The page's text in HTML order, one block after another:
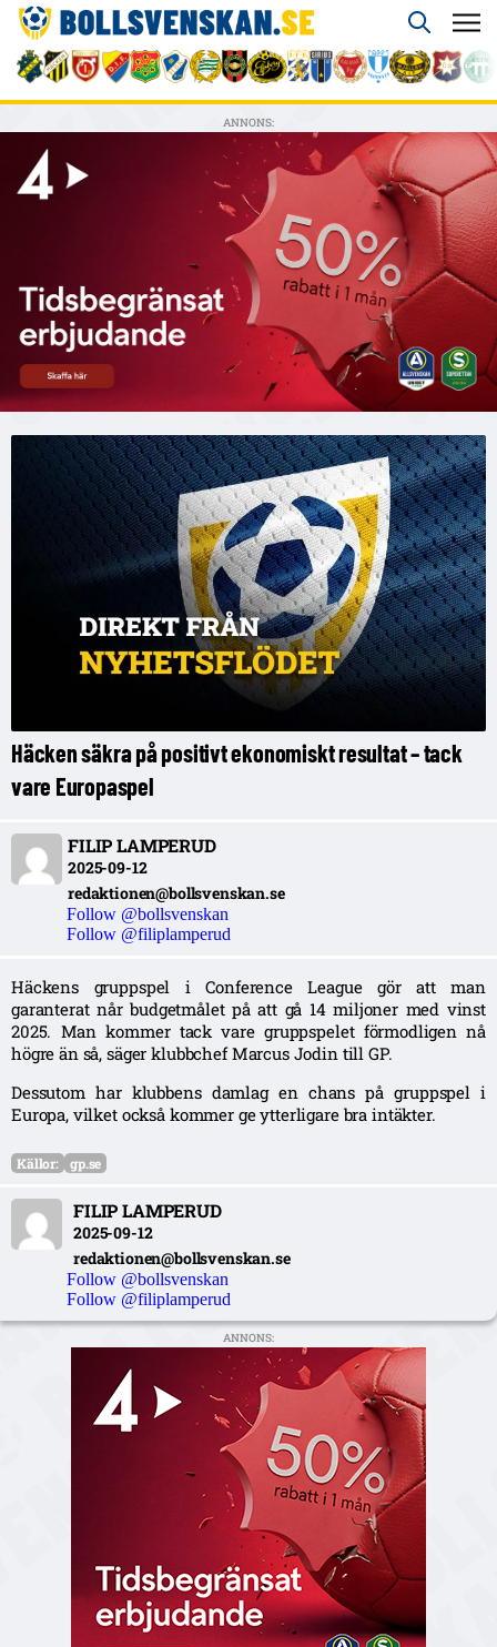
ANNONS:
Häcken säkra på positivt ekonomiskt resultat – tack
vare Europaspel
FILIP LAMPERUD
2025-09-12
redaktionen@bollsvenskan.se
Follow @bollsvenskan
Follow @filiplamperud
Häckens gruppspel i Conference League gör att man
garanterat når budgetmålet på att gå 14 miljoner med vinst
2025. Man kommer tack vare gruppspelet förmodligen nå
högre än så, säger klubbchef Marcus Jodin till GP.
Dessutom har klubbens damlag en chans på gruppspel i
Europa, vilket också kommer ge ytterligare bra intäkter.
Källor: gp.se
FILIP LAMPERUD
2025-09-12
redaktionen@bollsvenskan.se
Follow @bollsvenskan
Follow @filiplamperud
ANNONS: